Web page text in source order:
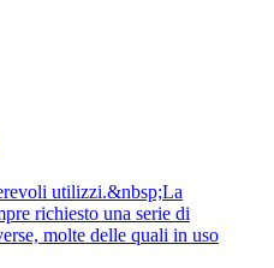
utilizzi.&nbsp;La
richiesto una serie di
molte delle quali in uso